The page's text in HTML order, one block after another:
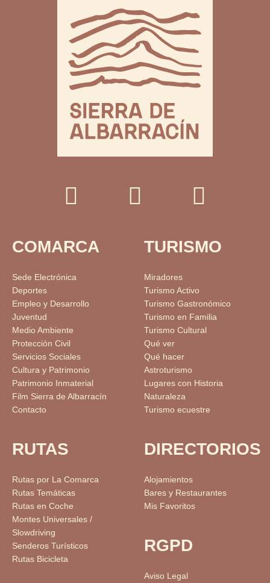
COMARCA
Sede Electrónica
Deportes
Empleo y Desarrollo
Juventud
Medio Ambiente
Protección Civil
Servicios Sociales
Cultura y Patrimonio
Patrimonio Inmaterial
Film Sierra de Albarracín
Contacto
RUTAS
Rutas por La Comarca
Rutas Temáticas
Rutas en Coche
Montes Universales /
Slowdriving
Senderos Turísticos
Rutas Bicicleta
TURISMO
Miradores
Turismo Activo
Turismo Gastronómico
Turismo en Familia
Turismo Cultural
Qué ver
Qué hacer
Astroturismo
Lugares con Historia
Naturaleza
Turismo ecuestre
DIRECTORIOS
Alojamientos
Bares y Restaurantes
Mis Favoritos
RGPD
Aviso Legal